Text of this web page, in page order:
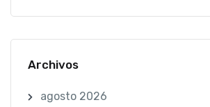
Archivos
agosto 2026